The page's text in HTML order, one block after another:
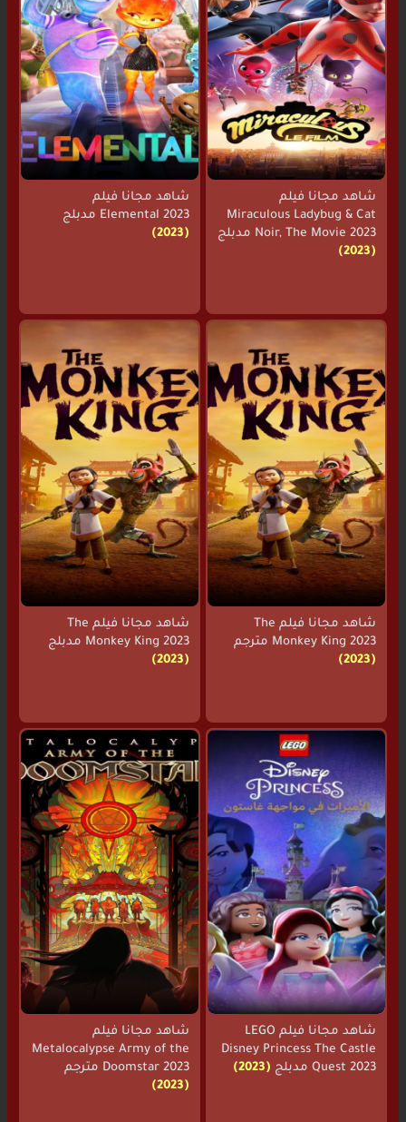
شاهد مجانا فيلم
Miraculous Ladybug & Cat
Noir, The Movie 2023 مدبلج
(2023)
شاهد مجانا فيلم
Elemental 2023 مدبلج
(2023)
شاهد مجانا فيلم The
Monkey King 2023 مترجم
(2023)
شاهد مجانا فيلم The
Monkey King 2023 مدبلج
(2023)
شاهد مجانا فيلم LEGO
Disney Princess The Castle
Quest 2023 مدبلج
(2023)
شاهد مجانا فيلم
Metalocalypse Army of the
Doomstar 2023 مترجم
(2023)